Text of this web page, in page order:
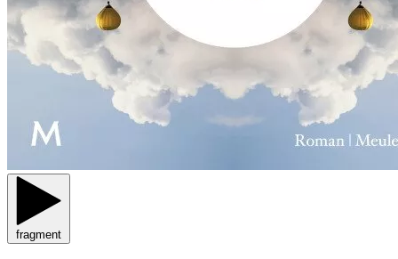
fragment